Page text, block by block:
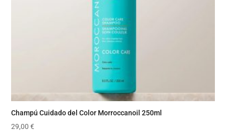
Champú Cuidado del Color Morroccanoil 250ml
29,00€